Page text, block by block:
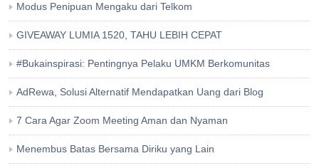
Modus Penipuan Mengaku dari Telkom
GIVEAWAY LUMIA 1520, TAHU LEBIH CEPAT
#Bukainspirasi: Pentingnya Pelaku UMKM Berkomunitas
AdRewa, Solusi Alternatif Mendapatkan Uang dari Blog
7 Cara Agar Zoom Meeting Aman dan Nyaman
Menembus Batas Bersama Diriku yang Lain